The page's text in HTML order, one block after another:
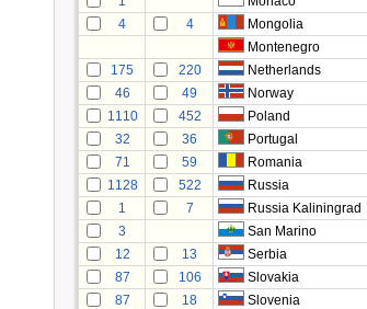
4
4 Mongolia
Montenegro
175
220 Netherlands
46
49 Norway
1110
452 Poland
32
36 Portugal
71
59 Romania
1128
522 Russia
1
7 Russia Kaliningrad
3
San Marino
12
13 Serbia
87
106 Slovakia
87
18 Slovenia